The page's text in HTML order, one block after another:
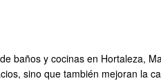
baños y cocinas en Hortaleza,
sino que también mejoran la